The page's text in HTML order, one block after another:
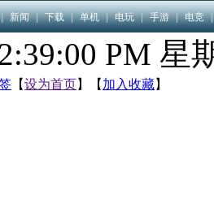
| 新闻 | 下载 | 单机 | 电玩 | 手游 | 电竞 |
PM 星
【设为首页】【 加入收藏】